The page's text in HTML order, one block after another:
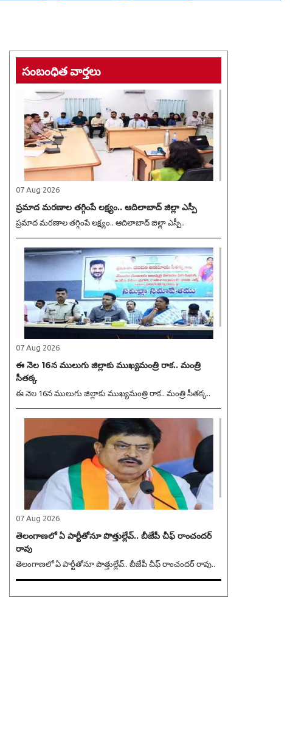
సంబంధిత వార్తలు
07 Aug 2026
ప్రమాద మరణాల తగ్గింపే లక్ష్యం.. ఆదిలాబాద్ జిల్లా ఎస్పీ
ప్రమాద మరణాల తగ్గింపే లక్ష్యం.. ఆదిలాబాద్ జిల్లా ఎస్పీ..
07 Aug 2026
ఈ నెల 16న ములుగు జిల్లాకు ముఖ్యమంత్రి రాక.. మంత్రి
సీతక్క
ఈ నెల 16న ములుగు జిల్లాకు ముఖ్యమంత్రి రాక.. మంత్రి సీతక్క..
07 Aug 2026
తెలంగాణలో ఏ పార్టీతోనూ పొత్తుల్లేవ్.. బీజేపీ చీఫ్ రాంచందర్
రావు
తెలంగాణలో ఏ పార్టీతోనూ పొత్తుల్లేవ్.. బీజేపీ చీఫ్ రాంచందర్ రావు..